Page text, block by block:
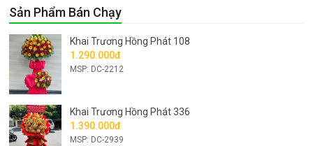
Sản Phẩm Bán Chạy
Khai Trương Hồng Phát 108
1.290.000đ
MSP: DC-2212
Khai Trương Hồng Phát 336
1.390.000đ
MSP: DC-2939